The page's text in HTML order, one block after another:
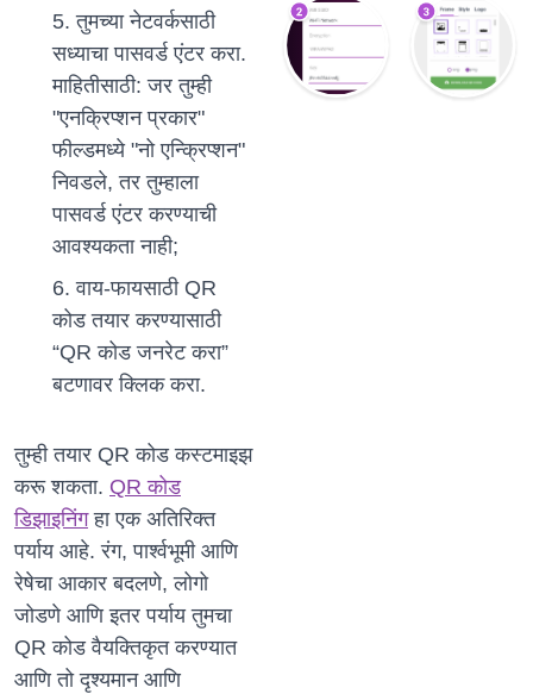
तुमच्या नेटवर्कसाठी
सध्याचा पासवर्ड एंटर करा.
माहितीसाठी: जर तुम्ही
"एनक्रिप्शन प्रकार"
फील्डमध्ये "नो एन्क्रिप्शन"
निवडले, तर तुम्हाला
पासवर्ड एंटर करण्याची
आवश्यकता नाही;
वाय-फायसाठी QR
कोड तयार करण्यासाठी
“QR कोड जनरेट करा”
बटणावर क्लिक करा.
तुम्ही तयार QR कोड कस्टमाइझ
करू शकता. QR कोड
डिझाइनिंगहा एक अतिरिक्त
पर्याय आहे. रंग, पार्श्वभूमी आणि
रेषेचा आकार बदलणे, लोगो
जोडणे आणि इतर पर्याय तुमचा
QR कोड वैयक्तिकृत करण्यात
आणि तो दृश्यमान आणि